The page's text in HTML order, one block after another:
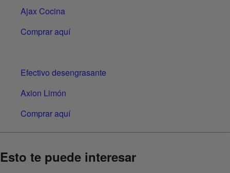
Ajax Cocina
Comprar aquí
Efectivo desengrasante
Axion Limón
Comprar aquí
Esto te puede interesar